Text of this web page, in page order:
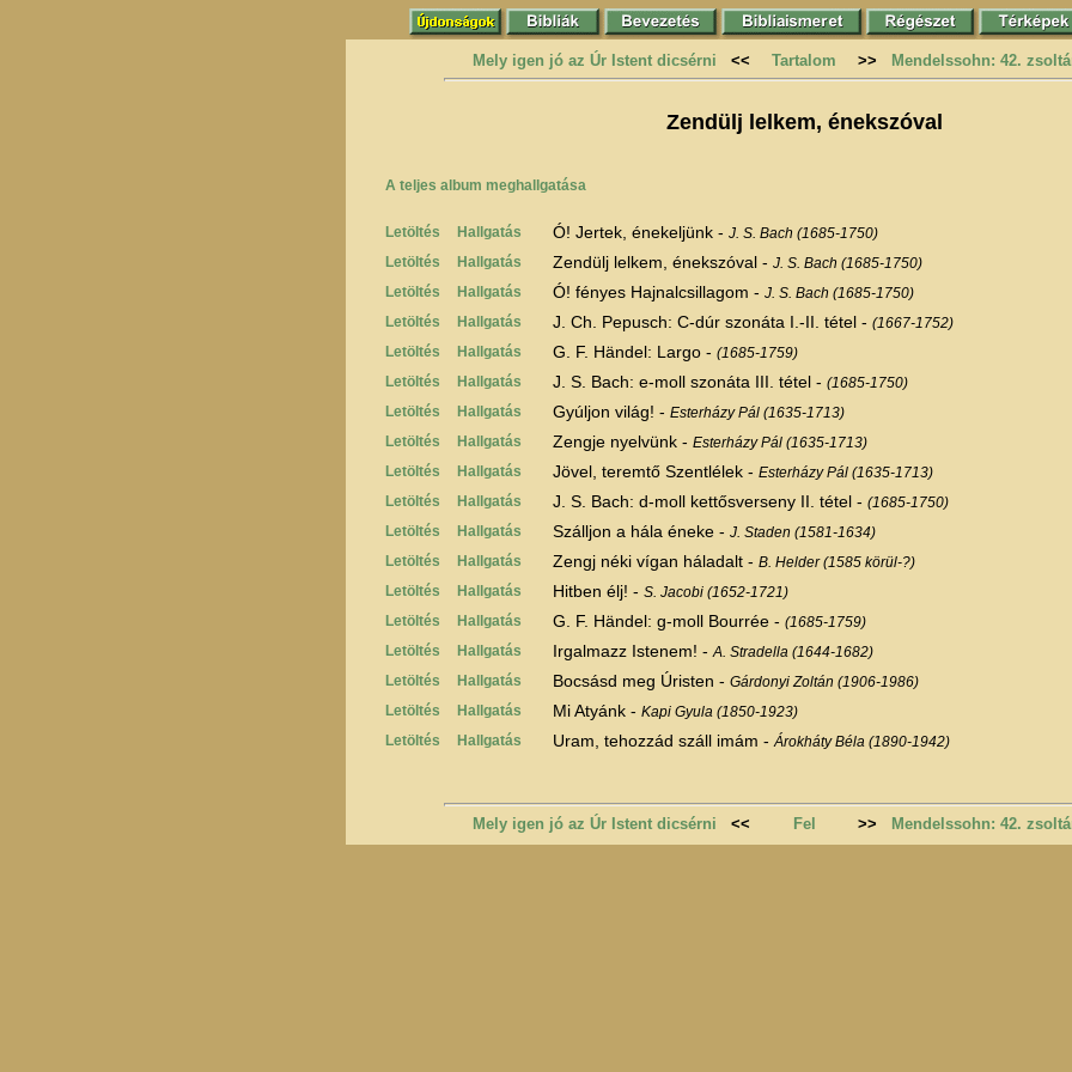
Mely igen jó az Úr Istent dicsérni << Tartalom >> Mendelssohn: 42.
Zendülj lelkem, énekszóval
A teljes album meghallgatása
Letöltés Hallgatás Ó! Jertek, énekeljünk - J. S. Bach (1685-1750)
Letöltés
Hallgatás Zendülj lelkem, énekszóval - J. S. Bach (1685-1750)
Letöltés
Hallgatás Ó! fényes Hajnalcsillagom - J. S. Bach (1685-1750)
Letöltés
Hallgatás J. Ch. Pepusch: C-dúr szonáta I.-II. tétel - (1667-1752)
Letöltés
Hallgatás G. F. Händel: Largo - (1685-1759)
Letöltés
Hallgatás J. S. Bach: e-moll szonáta III. tétel - (1685-1750)
Letöltés
Hallgatás Gyúljon világ! - Esterházy Pál (1635-1713)
Letöltés
Hallgatás Zengje nyelvünk - Esterházy Pál (1635-1713)
Letöltés
Hallgatás Jövel, teremtő Szentlélek - Esterházy Pál (1635-1713)
Letöltés
Hallgatás J. S. Bach: d-moll kettősverseny II. tétel - (1685-1750)
Letöltés
Hallgatás Szálljon a hála éneke - J. Staden (1581-1634)
Letöltés
Hallgatás Zengj néki vígan háladalt - B. Helder (1585 körül-?)
Letöltés
Hallgatás Hitben élj! - S. Jacobi (1652-1721)
Letöltés
Hallgatás G. F. Händel: g-moll Bourrée - (1685-1759)
Letöltés
Hallgatás Irgalmazz Istenem! - A. Stradella (1644-1682)
Letöltés
Hallgatás Bocsásd meg Úristen - Gárdonyi Zoltán (1906-1986)
Letöltés
Hallgatás Mi Atyánk - Kapi Gyula (1850-1923)
Letöltés
Hallgatás Uram, tehozzád száll imám - Árokháty Béla (1890-1942)
Mely igen jó az Úr Istent dicsérni << Fel >> Mendelssohn: 42.